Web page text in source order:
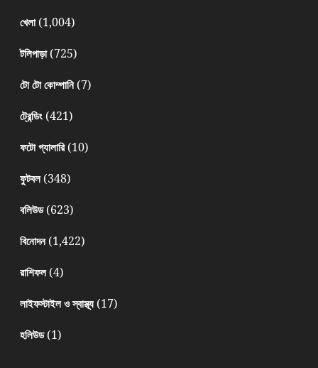
খেলা(1,004)
টলিপাড়া(725)
টো টো কোম্পানি(7)
ট্রেন্ডিং(421)
ফটো গ্যালারি(10)
ফুটবল(348)
বলিউড(623)
বিনোদন(1,422)
রাশিফল(4)
লাইফস্টাইল ও স্বাস্থ্য(17)
হলিউড(1)